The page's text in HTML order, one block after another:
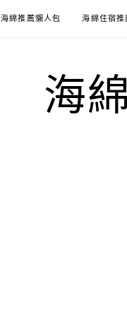
海綿推薦懶人包 海綿住宿推
海